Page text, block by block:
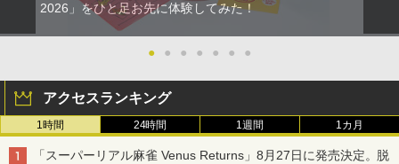
2026」をひと足お先に体験してみた！
● ● ● ● ● ● ●
アクセスランキング
1時間 24時間 1週間 1カ月
「スーパーリアル麻雀 Venus Returns」8月27日に発売決定。脱